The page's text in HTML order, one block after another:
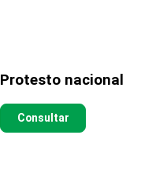
Protesto nacional
Consultar